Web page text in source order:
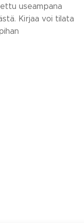
useampana
Kirjaa voi tilata